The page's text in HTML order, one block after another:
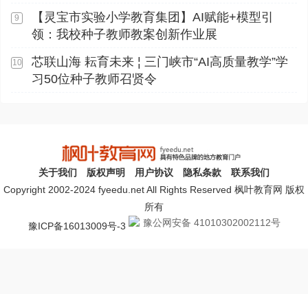
9
【灵宝市实验小学教育集团】AI赋能+模型引
领：我校种子教师教案创新作业展
10
芯联山海 耘育未来 ¦ 三门峡市“AI高质量教学”学
习50位种子教师召贤令
关于我们 版权声明 用户协议 隐私条款
联系我们
Copyright 2002-2024 fyeedu.net All Rights Reserved 枫叶教育网 版权
所有
豫ICP备16013009号-3
豫公网安备 41010302002112号